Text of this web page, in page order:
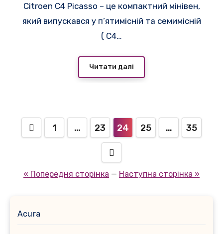
Citroen C4 Picasso – це компактний мінівен,
який випускався у п’ятимісній та семимісній
( C4…
Читати далі
Пагінація
1 … 23 24 25 … 35
« Попередня сторінка — Наступна сторінка »
Acura